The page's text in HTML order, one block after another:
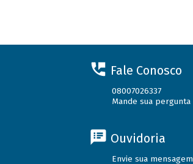
Fale Conosco
08007026337
Mande sua pergunta
Ouvidoria
Envie sua mensagem